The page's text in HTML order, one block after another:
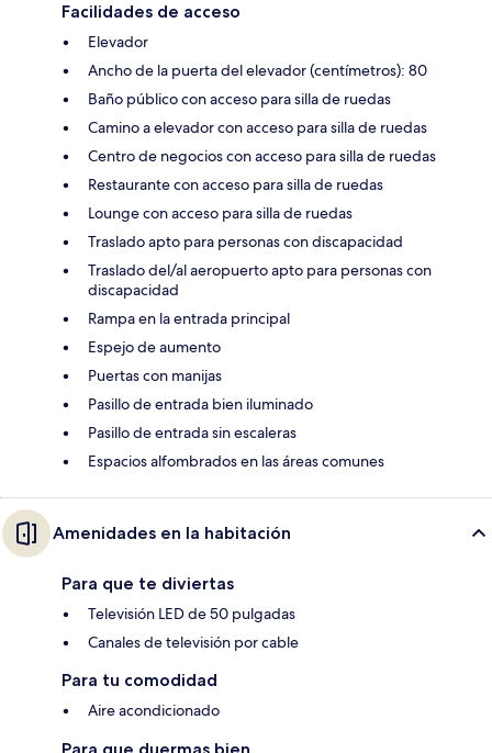
Facilidades de acceso
Elevador
Ancho de la puerta del elevador (centímetros): 80
Baño público con acceso para silla de ruedas
Camino a elevador con acceso para silla de ruedas
Centro de negocios con acceso para silla de ruedas
Restaurante con acceso para silla de ruedas
Lounge con acceso para silla de ruedas
Traslado apto para personas con discapacidad
Traslado del/al aeropuerto apto para personas con
discapacidad
Rampa en la entrada principal
Espejo de aumento
Puertas con manijas
Pasillo de entrada bien iluminado
Pasillo de entrada sin escaleras
Espacios alfombrados en las áreas comunes
Amenidades en la habitación
Para que te diviertas
Televisión LED de 50 pulgadas
Canales de televisión por cable
Para tu comodidad
Aire acondicionado